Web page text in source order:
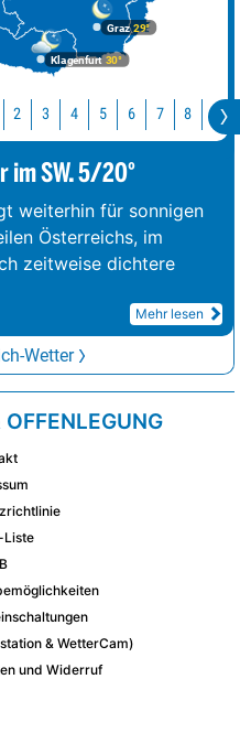
Graz29°
Klagenfurt 30°
2 3 4 5 6 7 8
im SW. 5/20°
weiterhin für sonnigen
Österreichs, im
zeitweise dichtere
Mehr lesen
Wetter
Liste
& WetterCam)
und Widerruf